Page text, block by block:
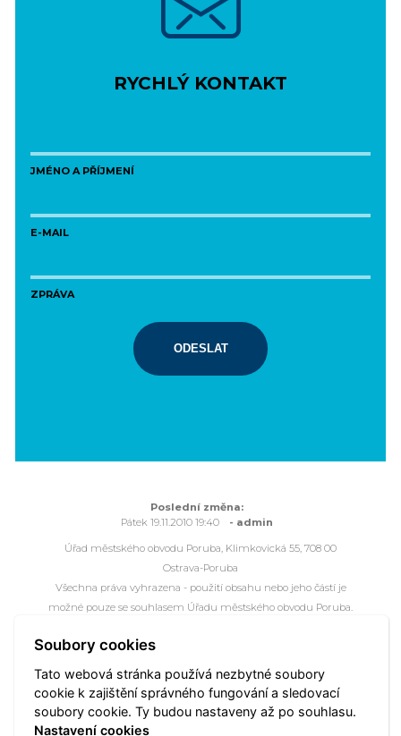
RYCHLÝ KONTAKT
JMÉNO A PŘÍJMENÍ
E-MAIL
ZPRÁVA
ODESLAT
Poslední změna:
Pátek 19.11.2010 19:40
- admin
Úřad městského obvodu Poruba, Klimkovická 55, 708 00
Ostrava-Poruba
Všechna práva vyhrazena - použití obsahu nebo jeho částí je
možné pouze se souhlasem Úřadu městského obvodu Poruba.
Mapa portálu Přístupnost Webmaster Vyhledat
Nastavení cookies
Soubory cookies
Tato webová stránka používá nezbytné soubory
cookie k zajištění správného fungování a sledovací
soubory cookie. Ty budou nastaveny až po souhlasu.
Nastavení cookies